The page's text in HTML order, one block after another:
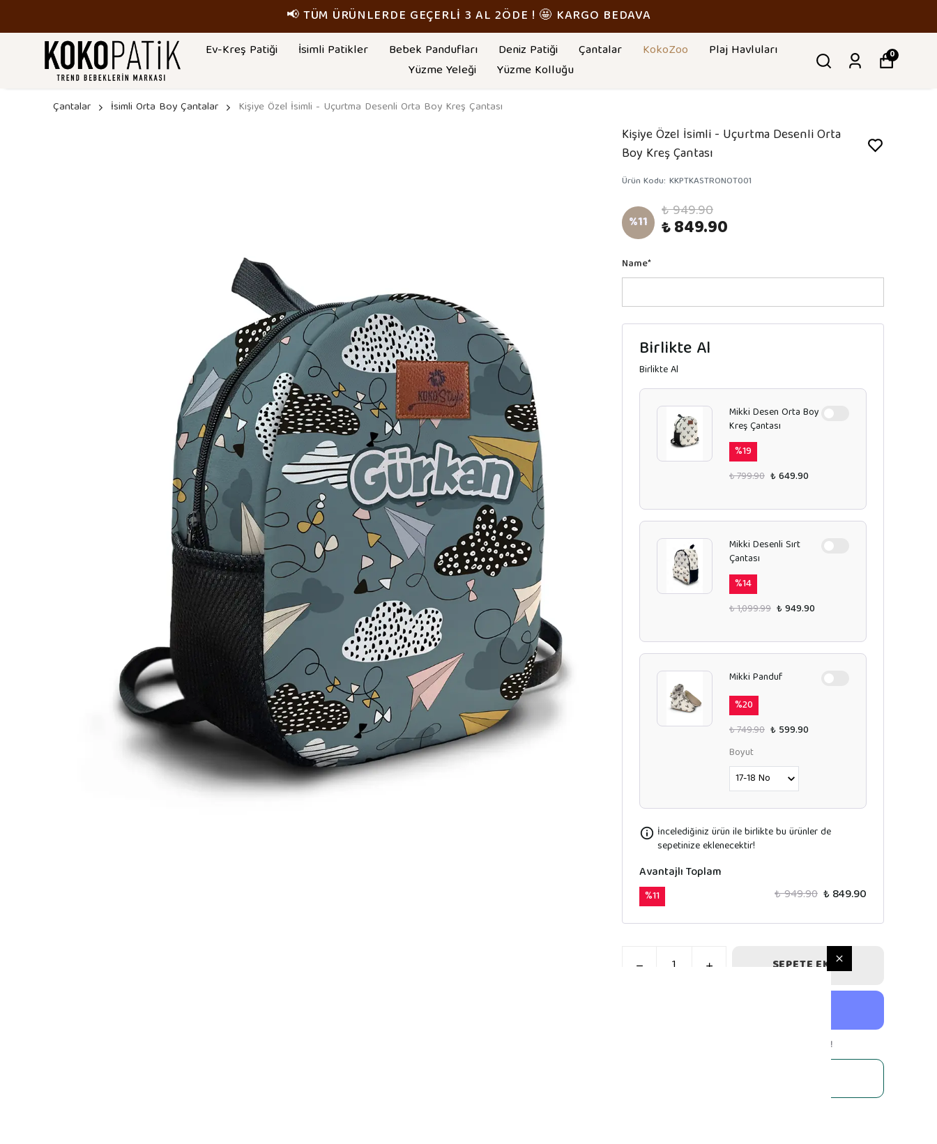
📢 TÜM ÜRÜNLERDE GEÇERLİ 3 AL 2ÖDE ! 🤩 KARGO BEDAVA
Ev-Kreş Patiği İsimli Patikler Bebek Pandufları Deniz Patiği Çantalar KokoZoo
Plaj Havluları
Yüzme Yeleği
Yüzme Kolluğu
0
Çantalar İsimli Orta Boy Çantalar Kişiye Özel İsimli - Uçurtma Desenli Orta Boy Kreş Çantası
Kişiye Özel İsimli - Uçurtma Desenli Orta
Boy Kreş Çantası
Ürün Kodu: KKPTKASTRONOT001
%11 ₺ 949.90
₺ 849.90
Name*
Birlikte Al
Birlikte Al
Mikki Desen Orta Boy
Kreş Çantası
%19
₺ 799.90 ₺ 649.90
Mikki Desenli Sırt
Çantası
%14
₺ 1,099.99 ₺ 949.90
Mikki Panduf
%20
₺ 749.90 ₺ 599.90
Boyut
İncelediğiniz ürün ile birlikte bu ürünler de
sepetinize eklenecektir!
Avantajlı Toplam
%11 ₺ 949.90 ₺ 849.90
SEPETE EKLE